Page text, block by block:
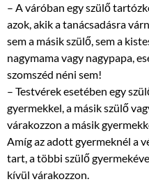
– A váróban egy szülő
azok, akik a tanácsadásra
sem a másik szülő, sem a
nagymama vagy nagypapa,
szomszéd néni sem!
– Testvérek esetében egy
gyermekkel, a másik szülő
várakozzon a másik
Amíg az adott gyermeknél a
tart, a többi szülő
kívül várakozzon.